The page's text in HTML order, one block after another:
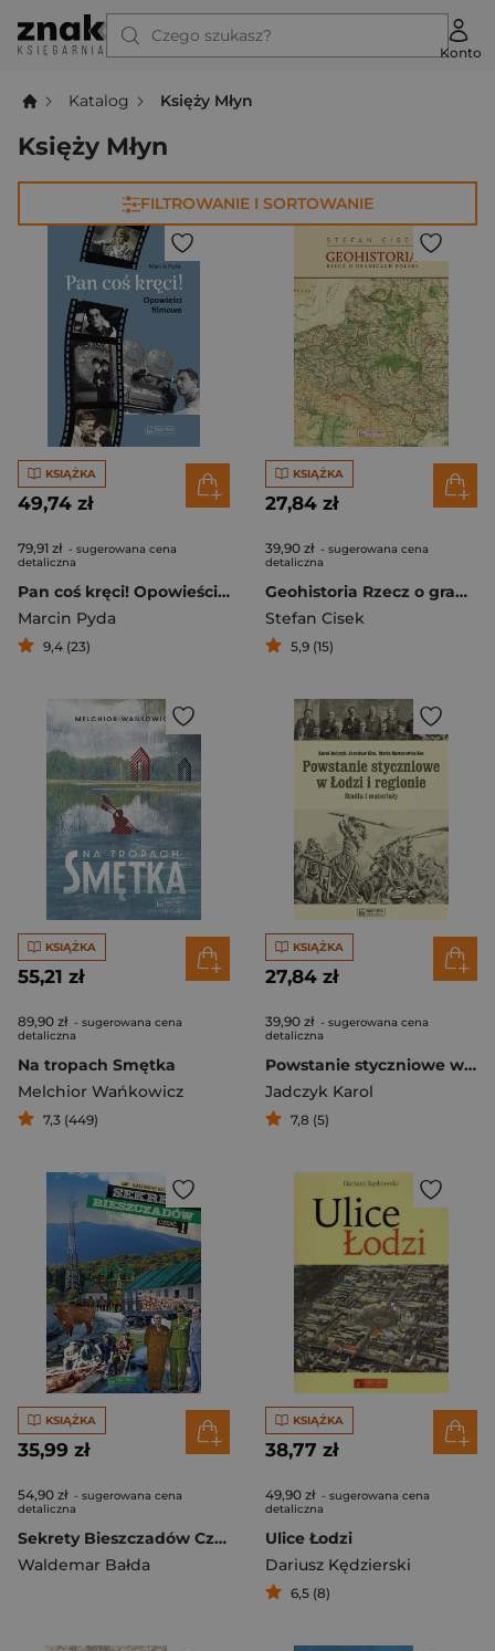
Czego szukasz?
Konto
Katalog Księży Młyn
Księży Młyn
FILTROWANIE I SORTOWANIE
KSIĄŻKA
49,74 zł
79,91 zł - sugerowana cena
detaliczna
Pan coś kręci! Opowieści filmowe
Marcin Pyda
9,4 (23)
KSIĄŻKA
27,84 zł
39,90 zł - sugerowana cena
detaliczna
Geohistoria Rzecz o granicach Polski
Stefan Cisek
5,9 (15)
KSIĄŻKA
55,21 zł
89,90 zł - sugerowana cena
detaliczna
Na tropach Smętka
Melchior Wańkowicz
7,3 (449)
KSIĄŻKA
27,84 zł
39,90 zł - sugerowana cena
detaliczna
Powstanie styczniowe w Łodzi i regionie Studia i materiały
Jadczyk Karol
7,8 (5)
KSIĄŻKA
35,99 zł
54,90 zł - sugerowana cena
detaliczna
Sekrety Bieszczadów Część 1
Waldemar Bałda
KSIĄŻKA
38,77 zł
49,90 zł - sugerowana cena
detaliczna
Ulice Łodzi
Dariusz Kędzierski
6,5 (8)